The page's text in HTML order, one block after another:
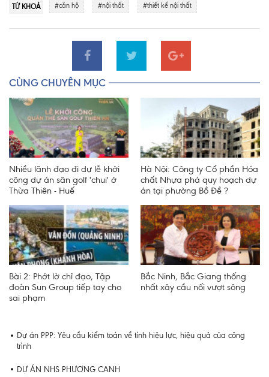
TỪ KHOÁ #căn hộ #nội thất #thiết kế nội thất
CÙNG CHUYÊN MỤC
Nhiều lãnh đạo đi dự lễ khởi
công dự án sân golf 'chui' ở
Thừa Thiên - Huế
Hà Nội: Công ty Cổ phần Hóa
chất Nhựa phá quy hoạch dự
án tại phường Bồ Đề ?
Bài 2: Phớt lờ chỉ đạo, Tập
đoàn Sun Group tiếp tay cho
sai phạm
Bắc Ninh, Bắc Giang thống
nhất xây cầu nối vượt sông
Dự án PPP: Yêu cầu kiểm toán về tính hiệu lực, hiệu quả của công
trình
DỰ ÁN NHS PHƯƠNG CANH